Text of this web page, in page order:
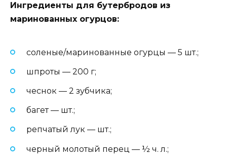
Ингредиенты для бутербродов из
маринованных огурцов:
соленые/маринованные огурцы — 5 шт.;
шпроты — 200 г;
чеснок — 2 зубчика;
багет — шт.;
репчатый лук — шт.;
черный молотый перец — ½ ч. л.;